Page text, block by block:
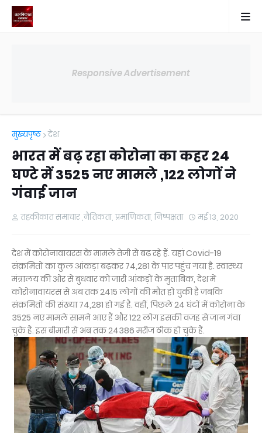
Responsive Advertisement
मुख्यपृष्ठ देश
भारत में बढ़ रहा कोरोना का कहर 24
घण्टे में 3525 नए मामले ,122 लोगों ने
गंवाई जान
तहकीकात समाचार ,नैतिकता, प्रमाणिकता, निष्पक्षता मई 13, 2020
देश में कोरोनावायरस के मामले तेजी से बढ़ रहे हैं. यहां Covid-19
संक्रमितों का कुल आंकड़ा बढ़कर 74,281 के पार पहुंच गया है. स्वास्थ्य
मंत्रालय की ओर से बुधवार को जारी आंकड़ों के मुताबिक, देश में
कोरोनावायरस से अब तक 2415 लोगों की मौत हो चुकी है जबकि
संक्रमितों की संख्या 74,281 हो गई है. वहीं, पिछले 24 घंटों में कोरोना के
3525 नए मामले सामने आए हैं और 122 लोग इसकी वजह से जान गंवा
चुके हैं. इस बीमारी से अब तक 24386 मरीज ठीक हो चुके हैं.